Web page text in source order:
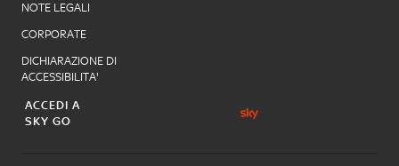
NOTE LEGALI
CORPORATE
DICHIARAZIONE DI
ACCESSIBILITA'
ACCEDI A
SKY GO